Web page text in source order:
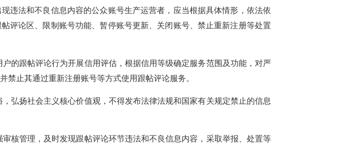
违法和不良信息内容的公众账号生产运营者，应当根据具体情形，依法依
评论区、限制账号功能、暂停账号更新、关闭账号、禁止重新注册等处置
的跟帖评论行为开展信用评估，根据信用等级确定服务范围及功能，对严
止其通过重新注册账号等方式使用跟帖评论服务。
弘扬社会主义核心价值观，不得发布法律法规和国家有关规定禁止的信息
核管理，及时发现跟帖评论环节违法和不良信息内容，采取举报、处置等